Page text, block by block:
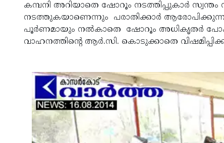
കമ്പനി അറിയാതെ ഷോറൂം നടത്തിപ്പുകാര്‍
നടത്തുകയാണെന്നും പരാതിക്കാര്‍
പൂര്‍ണമായും നല്‍കാതെ ഷോറൂം അധികൃതര്‍
വാഹനത്തിന്റെ ആര്‍.സി. കൊടുക്കാതെ